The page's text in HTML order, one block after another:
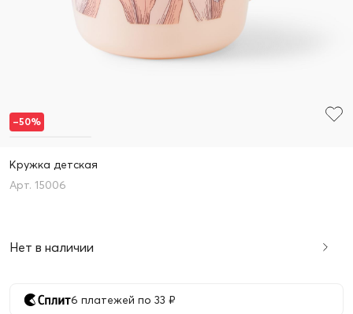
Кружка детская
15006
Нет в наличии
6 платежей по 33 ₽
–50%